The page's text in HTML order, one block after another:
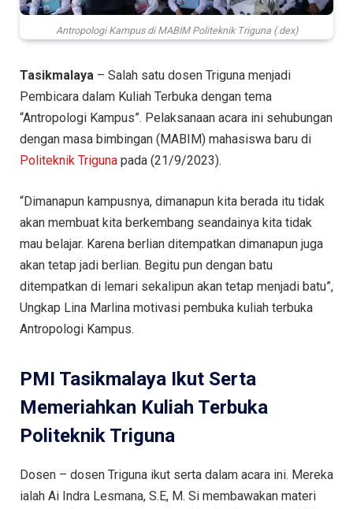
Antropologi Kampus di MABIM Politeknik Triguna (.dex)
Tasikmalaya – Salah satu dosen Triguna menjadi
Pembicara dalam Kuliah Terbuka dengan tema
“Antropologi Kampus”. Pelaksanaan acara ini sehubungan
dengan masa bimbingan (MABIM) mahasiswa baru di
Politeknik Triguna pada (21/9/2023).
“Dimanapun kampusnya, dimanapun kita berada itu tidak
akan membuat kita berkembang seandainya kita tidak
mau belajar. Karena berlian ditempatkan dimanapun juga
akan tetap jadi berlian. Begitu pun dengan batu
ditempatkan di lemari sekalipun akan tetap menjadi batu”,
Ungkap Lina Marlina motivasi pembuka kuliah terbuka
Antropologi Kampus.
PMI Tasikmalaya Ikut Serta
Memeriahkan Kuliah Terbuka
Politeknik Triguna
Dosen – dosen Triguna ikut serta dalam acara ini. Mereka
ialah Ai Indra Lesmana, S.E, M. Si membawakan materi